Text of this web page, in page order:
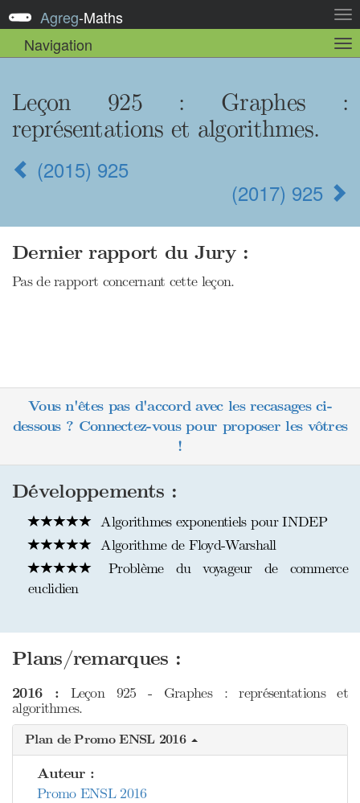
la
Agreg-Maths
Navigation
la
Leçon 925 : Graphes :
représentations et algorithmes.
(2015) 925
(2017) 925
Dernier rapport du Jury :
Pas de rapport concernant cette leçon.
Vous n'êtes pas d'accord avec les recasages ci-
dessous ? Connectez-vous pour proposer les vôtres
!
Développements :
Algorithmes exponentiels pour INDEP
Algorithme de Floyd-Warshall
Problème du voyageur de commerce
euclidien
Plans/remarques :
2016 : Leçon 925 - Graphes : représentations et
algorithmes.
Plan de Promo ENSL 2016
Auteur :
Promo ENSL 2016